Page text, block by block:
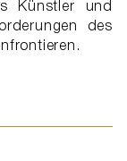
Künstler und
des